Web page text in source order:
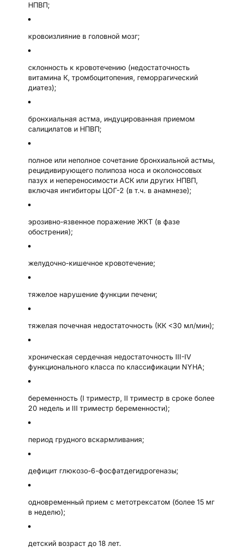
НПВП;
кровоизлияние в головной мозг;
склонность к кровотечению (недостаточность
витамина К, тромбоцитопения, геморрагический
диатез);
бронхиальная астма, индуцированная приемом
салицилатов и НПВП;
полное или неполное сочетание бронхиальной астмы,
рецидивирующего полипоза носа и околоносовых
пазух и непереносимости АСК или других НПВП,
включая ингибиторы ЦОГ-2 (в т.ч. в анамнезе);
эрозивно-язвенное поражение ЖКТ (в фазе
обострения);
желудочно-кишечное кровотечение;
тяжелое нарушение функции печени;
тяжелая почечная недостаточность (КК <30 мл/мин);
хроническая сердечная недостаточность III-IV
функционального класса по классификации NYHA;
беременность (I триместр, II триместр в сроке более
20 недель и III триместр беременности);
период грудного вскармливания;
дефицит глюкозо-6-фосфатдегидрогеназы;
одновременный прием с метотрексатом (более 15 мг
в неделю);
детский возраст до 18 лет.